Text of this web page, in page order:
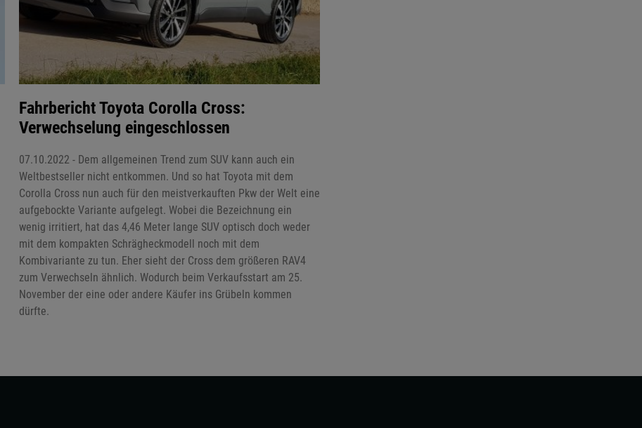
Fahrbericht Toyota Corolla Cross:
Verwechselung eingeschlossen
07.10.2022 - Dem allgemeinen Trend zum SUV kann auch ein
Weltbestseller nicht entkommen. Und so hat Toyota mit dem
Corolla Cross nun auch für den meistverkauften Pkw der Welt eine
aufgebockte Variante aufgelegt. Wobei die Bezeichnung ein
wenig irritiert, hat das 4,46 Meter lange SUV optisch doch weder
mit dem kompakten Schrägheckmodell noch mit dem
Kombivariante zu tun. Eher sieht der Cross dem größeren RAV4
zum Verwechseln ähnlich. Wodurch beim Verkaufsstart am 25.
November der eine oder andere Käufer ins Grübeln kommen
dürfte.